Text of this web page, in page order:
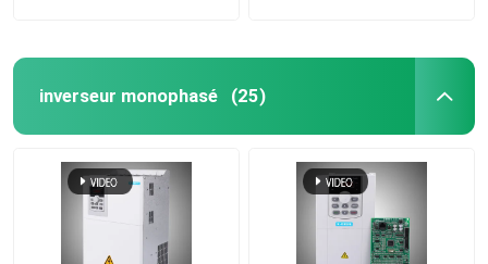
inverseur monophasé (25)